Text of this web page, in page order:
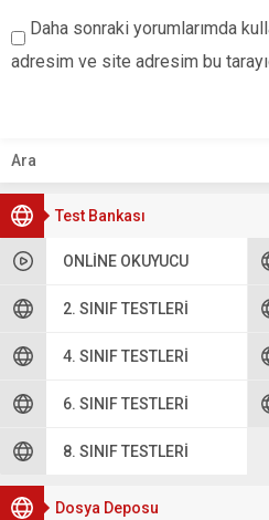
Test Bankası
ONLINE OKUYUCU
2. SINIF TESTLERI
4. SINIF TESTLERI
6. SINIF TESTLERI
8. SINIF TESTLERI
Dosya Deposu
Daha sonraki yorumlarımda
adresim ve site adresim bu